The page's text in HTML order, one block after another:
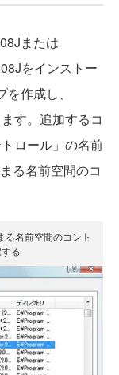
または
をインストー
作成し、
す。追加するコ
ロール」の名前
る名前空間のコ
る名前空間のコント
る